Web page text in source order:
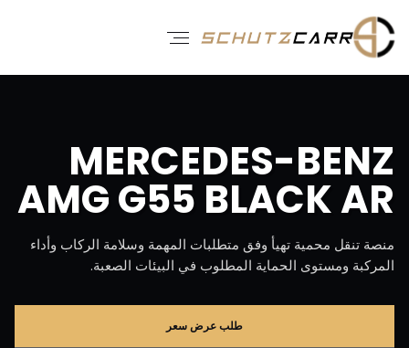
MERCEDES-BENZ
AMG G55 BLACK AR
منصة تنقل محمية تهيأ وفق متطلبات المهمة وسلامة الركاب وأداء
المركبة ومستوى الحماية المطلوب في البيئات الصعبة.
طلب عرض سعر